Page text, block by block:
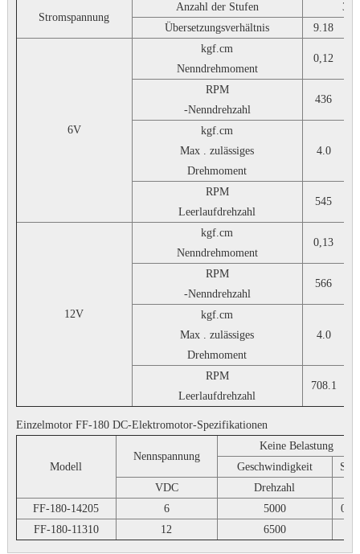
Stromspannung
Anzahl der Stufen
3
Übersetzungsverhältnis
9.18
6V
kgf.cm
Nenndrehmoment
0,12
RPM
-Nenndrehzahl
436
kgf.cm
Max . zulässiges
Drehmoment
4.0
RPM
Leerlaufdrehzahl
545
12V
kgf.cm
Nenndrehmoment
0,13
RPM
-Nenndrehzahl
566
kgf.cm
Max . zulässiges
Drehmoment
4.0
RPM
Leerlaufdrehzahl
708.1
Einzelmotor FF-180 DC-Elektromotor-Spezifikationen
Modell
Nennspannung
Keine Belastung
Geschwindigkeit
VDC
Drehzahl
FF-180-14205
6 5000
FF-180-11310
12 6500